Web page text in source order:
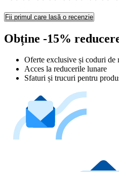
Fii primul care lasă o recenzie
Obține -15%
Oferte exclusive și coduri de
Acces la reducerile lunare
Sfaturi și trucuri pentru